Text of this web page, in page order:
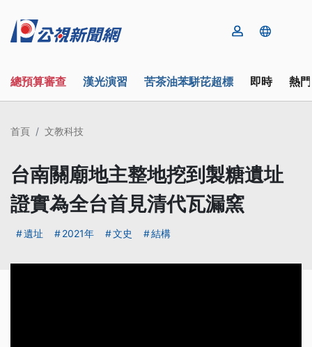
總預算審查 漢光演習 苦茶油苯駢芘超標 即時 熱
首頁 文教科技
台南關廟地主整地挖到製糖遺址
證實為全台首見清代瓦漏窯
遺址 2021年 文史 結構